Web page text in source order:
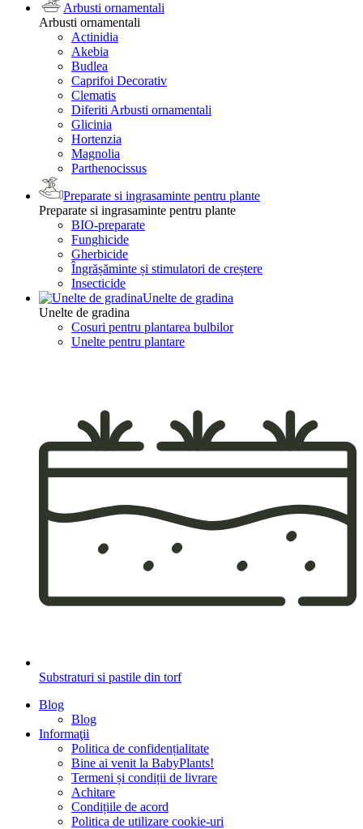
Arbusti ornamentali
Arbusti ornamentali
Actinidia
Akebia
Budlea
Caprifoi Decorativ
Clematis
Diferiti Arbusti ornamentali
Glicinia
Hortenzia
Magnolia
Parthenocissus
Preparate si ingrasaminte pentru plante
Preparate si ingrasaminte pentru plante
BIO-preparate
Funghicide
Gherbicide
Îngrășăminte și stimulatori de creștere
Insecticide
Unelte de gradina
Unelte de gradina
Cosuri pentru plantarea bulbilor
Unelte pentru plantare
Substraturi si pastile din torf
Blog
Blog
Informaţii
Politica de confidențialitate
Bine ai venit la BabyPlants!
Termeni și condiții de livrare
Achitare
Condițiile de acord
Politica de utilizare cookie-uri